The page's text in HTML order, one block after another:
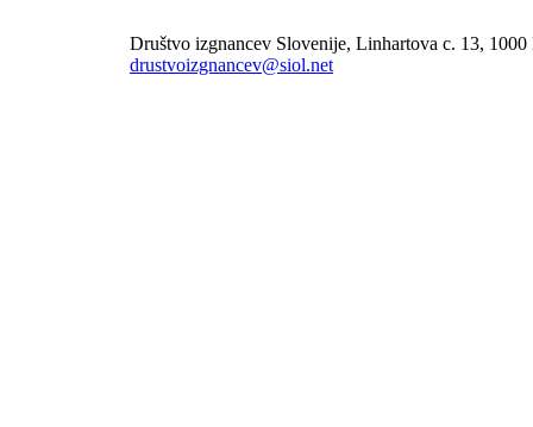
Društvo izgnancev Slovenije, Linhartova c. 13,
drustvoizgnancev@siol.net